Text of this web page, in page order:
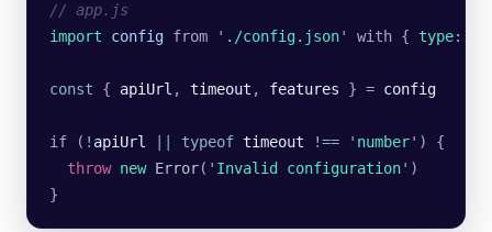
// app.js
import config from ' ./config.json' with { type:
const { apiUrl , timeout , features } = config
if ( ! apiUrl typeof timeout !== ' number' ) {
  throw
new Error( ' Invalid configuration' )
}